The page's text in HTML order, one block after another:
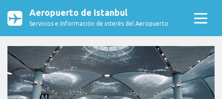
Aeropuerto de Istanbul
Servicios e Información de interés del Aeropuerto